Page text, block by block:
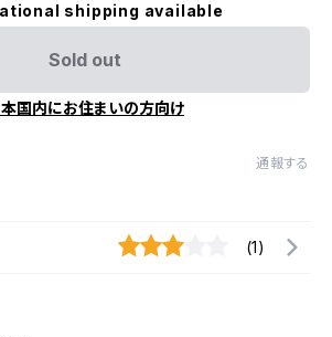
shipping available
Sold out
国内にお住まいの方向け
通報する
(1)